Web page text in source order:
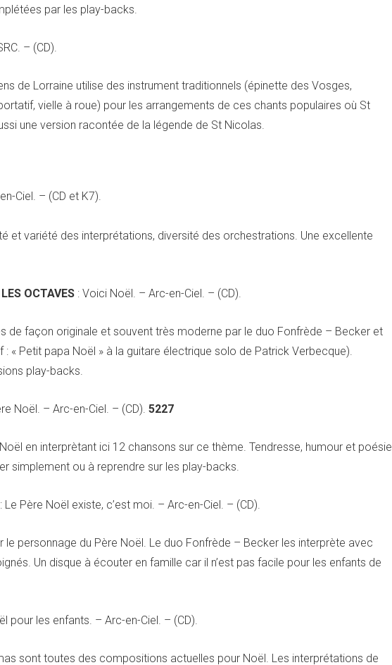
par les play-backs.
– (CD).
de Lorraine utilise des instrument traditionnels (épinette des Vosges,
vielle à roue) pour les arrangements de ces chants populaires où St
une version racontée de la légende de St Nicolas.
Ciel. – (CD et K7).
et variété des interprétations, diversité des orchestrations. Une excellente
OCTAVES : Voici Noël. – Arc-en-Ciel. – (CD).
de façon originale et souvent très moderne par le duo Fonfrède – Becker et
« Petit papa Noël » à la guitare électrique solo de Patrick Verbecque).
play-backs.
Noël. – Arc-en-Ciel. – (CD). 5227
en interprètant ici 12 chansons sur ce thème. Tendresse, humour et poésie
simplement ou à reprendre sur les play-backs.
: Le Père Noël existe, c’est moi. – Arc-en-Ciel. – (CD).
le personnage du Père Noël. Le duo Fonfrède – Becker les interprète avec
Un disque à écouter en famille car il n’est pas facile pour les enfants de
pour les enfants. – Arc-en-Ciel. – (CD).
sont toutes des compositions actuelles pour Noël. Les interprétations de